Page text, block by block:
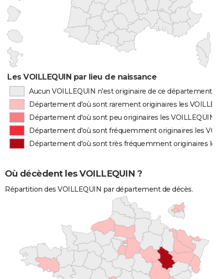
Les VOILLEQUIN par lieu de naissance
Aucun VOILLEQUIN n'est originaire de ce département
Département d'où sont rarement originaires les
Département d'où sont peu originaires les VOILLEQUIN
Département d'où sont fréquemment originaires les
Département d'où sont très fréquemment originaires
Où décèdent les VOILLEQUIN ?
Répartition des VOILLEQUIN par département de décès.